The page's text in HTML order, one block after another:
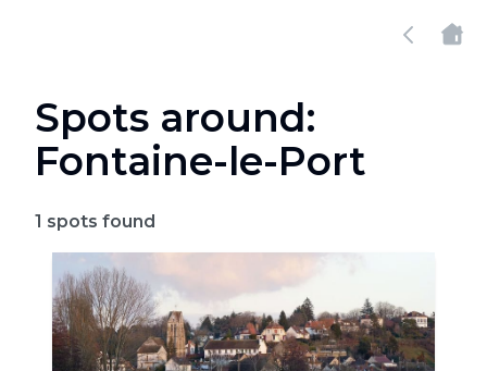
Spots around:
Fontaine-le-Port
1 spots found